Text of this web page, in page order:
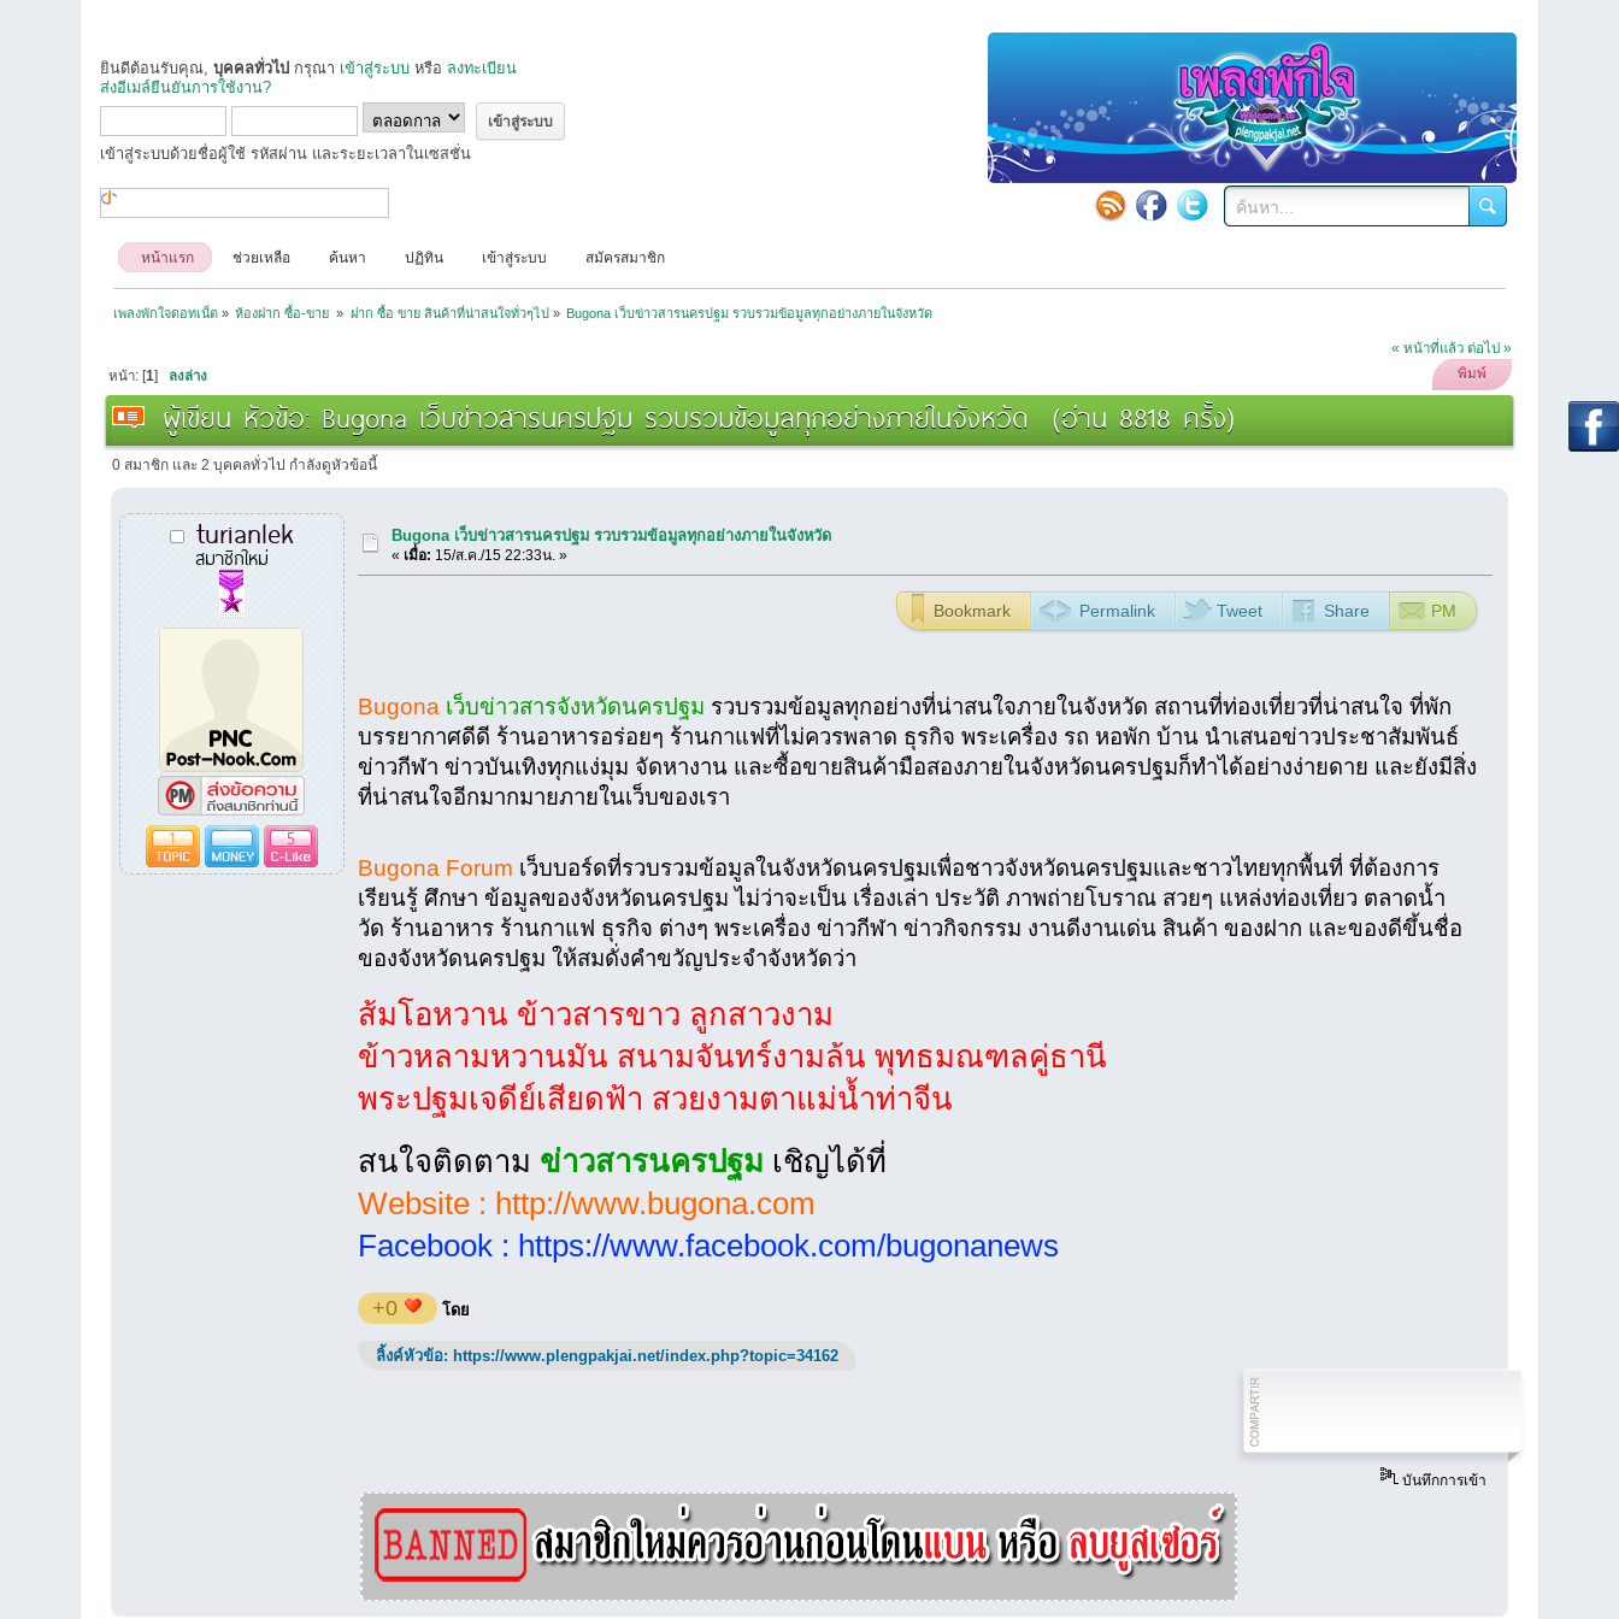
ยินดีต้อนรับคุณ,บุคคลทั่วไป กรุณา เข้าสู่ระบบ หรือ ลงทะเบียน
ส่งอีเมล์ยืนยันการใช้งาน?
เข้าสู่ระบบด้วยชื่อผู้ใช้ รหัสผ่าน และระยะเวลาในเซสชั่น
หน้าแรก ช่วยเหลือ ค้นหา ปฏิทิน เข้าสู่ระบบ สมัครสมาชิก
เพลงพักใจดอทเน็ต» ห้องฝาก ซื้อ-ขาย » ฝาก ซื้อ ขาย สินค้าที่น่าสนใจทั่วๆไป » Bugona เว็บข่าวสารนครปฐม รวบรวมข้อมูลทุกอย่างภายในจังหวัด
« หน้าที่แล้ว ต่อไป »
พิมพ์
หน้า: [1] ลงล่าง
ผู้เขียน หัวข้อ: Bugona เว็บข่าวสารนครปฐม รวบรวมข้อมูลทุกอย่างภายในจังหวัด (อ่าน 8818 ครั้ง)
0 สมาชิก และ 2 บุคคลทั่วไป กำลังดูหัวข้อนี้
turianlek
สมาชิกใหม่
1 5
Bugona เว็บข่าวสารนครปฐม รวบรวมข้อมูลทุกอย่างภายในจังหวัด
« เมื่อ: 15/ส.ค./15 22:33น. »
Bookmark Permalink Tweet Share PM
Bugona เว็บข่าวสารจังหวัดนครปฐม รวบรวมข้อมูลทุกอย่างที่น่าสนใจภายในจังหวัด สถานที่ท่องเที่ยวที่น่าสนใจ ที่พัก
บรรยากาศดีดี ร้านอาหารอร่อยๆ ร้านกาแฟที่ไม่ควรพลาด ธุรกิจ พระเครื่อง รถ หอพัก บ้าน นำเสนอข่าวประชาสัมพันธ์
ข่าวกีฬา ข่าวบันเทิงทุกแง่มุม จัดหางาน และซื้อขายสินค้ามือสองภายในจังหวัดนครปฐมก็ทำได้อย่างง่ายดาย และยังมีสิ่ง
ที่น่าสนใจอีกมากมายภายในเว็บของเรา
Bugona Forum เว็บบอร์ดที่รวบรวมข้อมูลในจังหวัดนครปฐมเพื่อชาวจังหวัดนครปฐมและชาวไทยทุกพื้นที่ ที่ต้องการ
เรียนรู้ ศึกษา ข้อมูลของจังหวัดนครปฐม ไม่ว่าจะเป็น เรื่องเล่า ประวัติ ภาพถ่ายโบราณ สวยๆ แหล่งท่องเที่ยว ตลาดน้ำ
วัด ร้านอาหาร ร้านกาแฟ ธุรกิจ ต่างๆ พระเครื่อง ข่าวกีฬา ข่าวกิจกรรม งานดีงานเด่น สินค้า ของฝาก และของดีขึ้นชื่อ
ของจังหวัดนครปฐม ให้สมดั่งคำขวัญประจำจังหวัดว่า
ส้มโอหวาน ข้าวสารขาว ลูกสาวงาม
ข้าวหลามหวานมัน สนามจันทร์งามล้น พุทธมณฑลคู่ธานี
พระปฐมเจดีย์เสียดฟ้า สวยงามตาแม่น้ำท่าจีน
สนใจติดตาม ข่าวสารนครปฐม เชิญได้ที่
Website : http://www.bugona.com
Facebook : https://www.facebook.com/bugonanews
+0 โดย
ลิ้งค์หัวข้อ: https://www.plengpakjai.net/index.php?topic=34162
บันทึกการเข้า